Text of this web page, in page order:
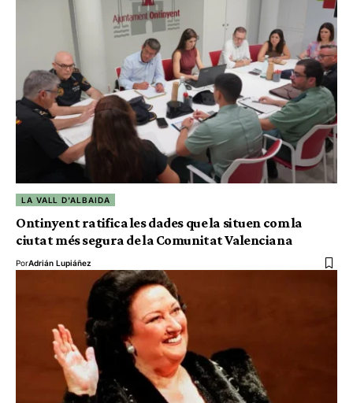
LA VALL D'ALBAIDA
Ontinyent ratifica les dades que la situen com la
ciutat més segura de la Comunitat Valenciana
PorAdrián Lupiáñez